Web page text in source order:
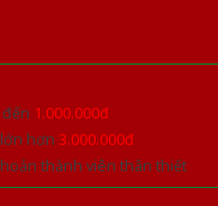
1.000.000đ
hơn 3.000.000đ
thành viên thân thiết